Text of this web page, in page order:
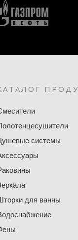
системы
для ванны